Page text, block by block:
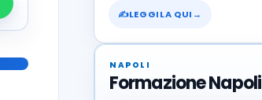
✍LEGGILA QUI →
NAPOLI
Formazione Napoli